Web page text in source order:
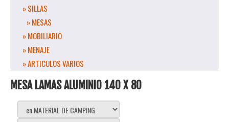
» SILLAS
» MESAS
» MOBILIARIO
» MENAJE
» ARTICULOS VARIOS
MESA LAMAS ALUMINIO 140 X 80